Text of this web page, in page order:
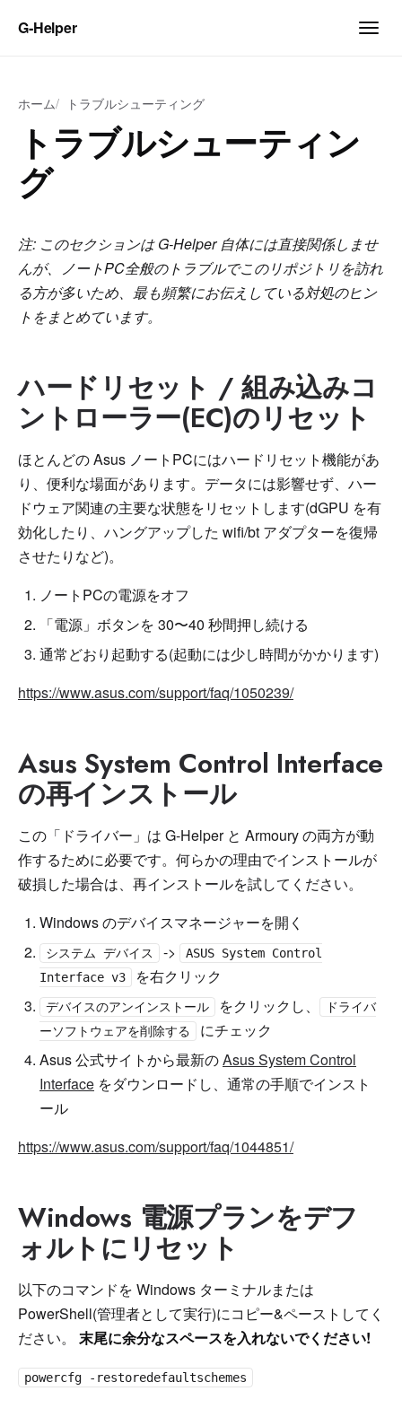
G‑Helper
ホーム トラブルシューティング
トラブルシューティン
グ
注: このセクションは G-Helper 自体には直接関係しませ
んが、ノートPC全般のトラブルでこのリポジトリを訪れ
る方が多いため、最も頻繁にお伝えしている対処のヒン
トをまとめています。
ハードリセット / 組み込みコ
ントローラー(EC)のリセット
ほとんどの Asus ノートPCにはハードリセット機能があ
り、便利な場面があります。データには影響せず、ハー
ドウェア関連の主要な状態をリセットします(dGPU を有
効化したり、ハングアップした wifi/bt アダプターを復帰
させたりなど)。
ノートPCの電源をオフ
「電源」ボタンを 30〜40 秒間押し続ける
通常どおり起動する(起動には少し時間がかかります)
https://www.asus.com/support/faq/1050239/
Asus System Control Interface
の再インストール
この「ドライバー」は G-Helper と Armoury の両方が動
作するために必要です。何らかの理由でインストールが
破損した場合は、再インストールを試してください。
Windows のデバイスマネージャーを開く
システム デバイス ->
ASUS System Control
Interface v3
を右クリック
デバイスのアンインストール をクリックし、
ドライバ
ーソフトウェアを削除する
にチェック
Asus 公式サイトから最新のAsus System Control
Interface をダウンロードし、通常の手順でインスト
ール
https://www.asus.com/support/faq/1044851/
Windows 電源プランをデフ
ォルトにリセット
以下のコマンドを Windows ターミナルまたは
PowerShell(管理者として実行)にコピー&ペーストしてく
ださい。 末尾に余分なスペースを入れないでください!
powercfg -restoredefaultschemes